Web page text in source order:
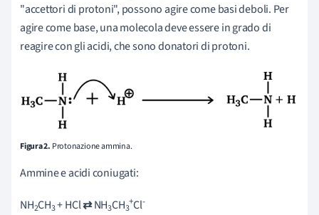
"accettori di protoni", possono agire come basi deboli. Per
agire come base, una molecola deve essere in grado di
reagire con gli acidi, che sono donatori di protoni.
Figura 2. Protonazione ammina.
Ammine e acidi coniugati:
NH2CH3+ HCl⇄NH3CH3
+Cl-